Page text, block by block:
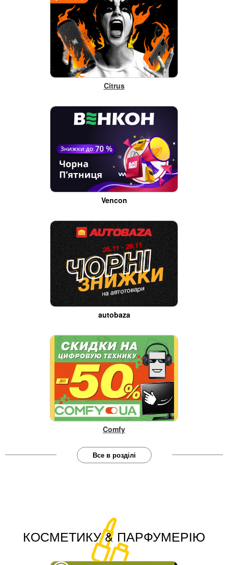
Citrus
Vencon
autobaza
Comfy
Все в розділі
КОСМЕТИКУ & ПАРФУМЕРІЮ